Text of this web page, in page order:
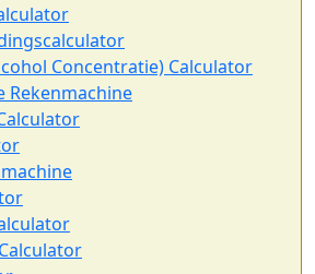
Concentratie) Calculator
Rekenmachine